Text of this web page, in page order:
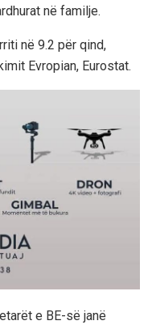
në familje.
në 9.2 për qind,
Evropian, Eurostat.
e BE-së janë